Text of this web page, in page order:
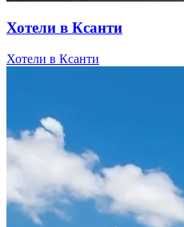
Хотели в Ксанти
Хотели в Ксанти